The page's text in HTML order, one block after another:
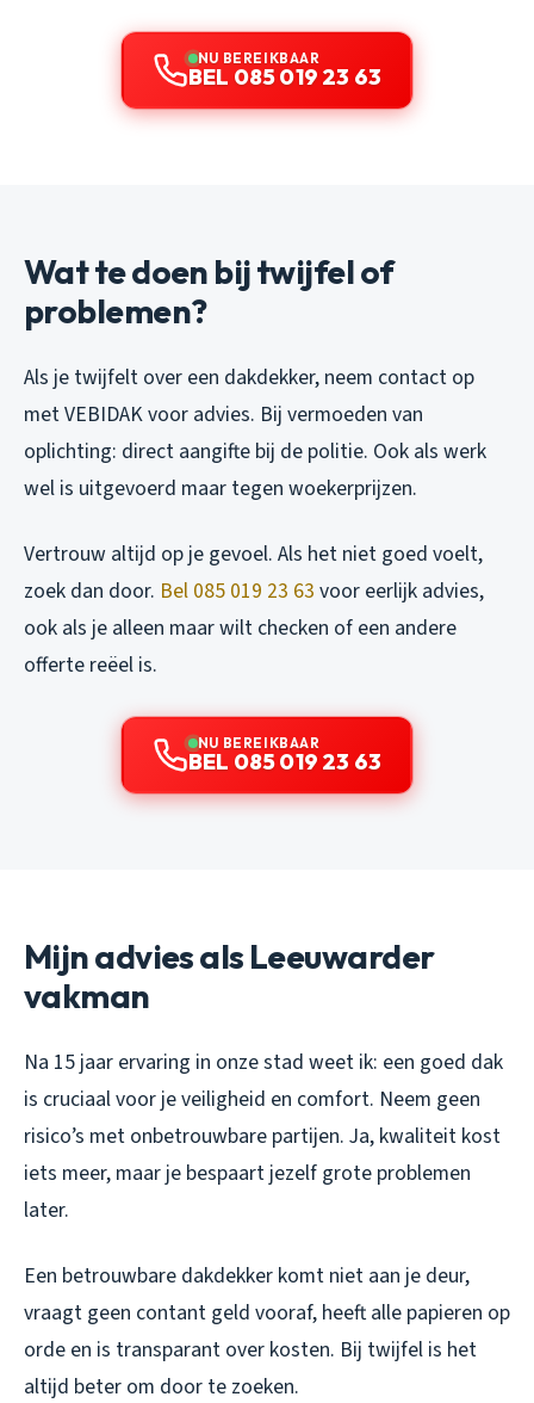
NU BEREIKBAAR
BEL 085 019 23 63
Wat te doen bij twijfel of
problemen?
Als je twijfelt over een dakdekker, neem contact op
met VEBIDAK voor advies. Bij vermoeden van
oplichting: direct aangifte bij de politie. Ook als werk
wel is uitgevoerd maar tegen woekerprijzen.
Vertrouw altijd op je gevoel. Als het niet goed voelt,
zoek dan door. Bel 085 019 23 63 voor eerlijk advies,
ook als je alleen maar wilt checken of een andere
offerte reëel is.
NU BEREIKBAAR
BEL 085 019 23 63
Mijn advies als Leeuwarder
vakman
Na 15 jaar ervaring in onze stad weet ik: een goed dak
is cruciaal voor je veiligheid en comfort. Neem geen
risico’s met onbetrouwbare partijen. Ja, kwaliteit kost
iets meer, maar je bespaart jezelf grote problemen
later.
Een betrouwbare dakdekker komt niet aan je deur,
vraagt geen contant geld vooraf, heeft alle papieren op
orde en is transparant over kosten. Bij twijfel is het
altijd beter om door te zoeken.